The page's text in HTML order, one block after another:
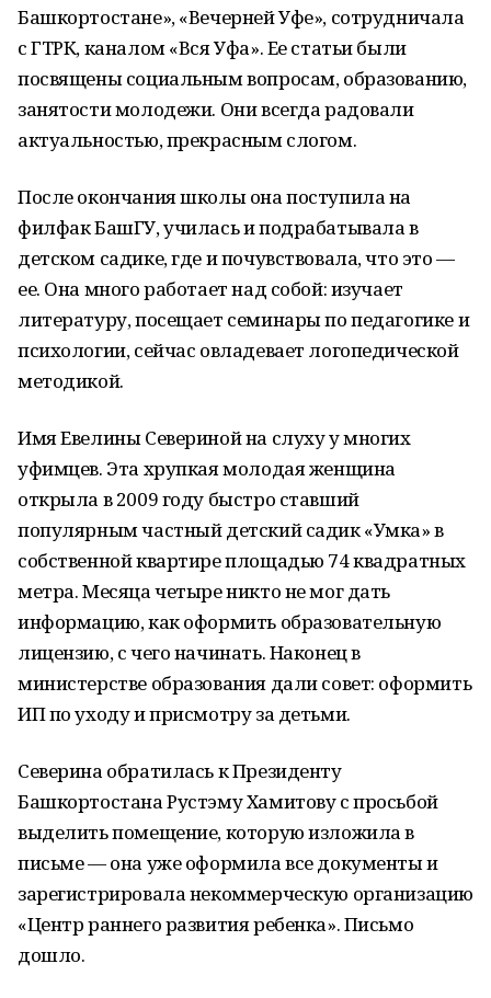
Башкортостане», «Вечерней Уфе», сотрудничала
с ГТРК, каналом «Вся Уфа». Ее статьи были
посвящены социальным вопросам, образованию,
занятости молодежи. Они всегда радовали
актуальностью, прекрасным слогом.
После окончания школы она поступила на
филфак БашГУ, училась и подрабатывала в
детском садике, где и почувствовала, что это —
ее. Она много работает над собой: изучает
литературу, посещает семинары по педагогике и
психологии, сейчас овладевает логопедической
методикой.
Имя Евелины Севериной на слуху у многих
уфимцев. Эта хрупкая молодая женщина
открыла в 2009 году быстро ставший
популярным частный детский садик «Умка» в
собственной квартире площадью 74 квадратных
метра. Месяца четыре никто не мог дать
информацию, как оформить образовательную
лицензию, с чего начинать. Наконец в
министерстве образования дали совет: оформить
ИП по уходу и присмотру за детьми.
Северина обратилась к Президенту
Башкортостана Рустэму Хамитову с просьбой
выделить помещение, которую изложила в
письме — она уже оформила все документы и
зарегистрировала некоммерческую организацию
«Центр раннего развития ребенка». Письмо
дошло.